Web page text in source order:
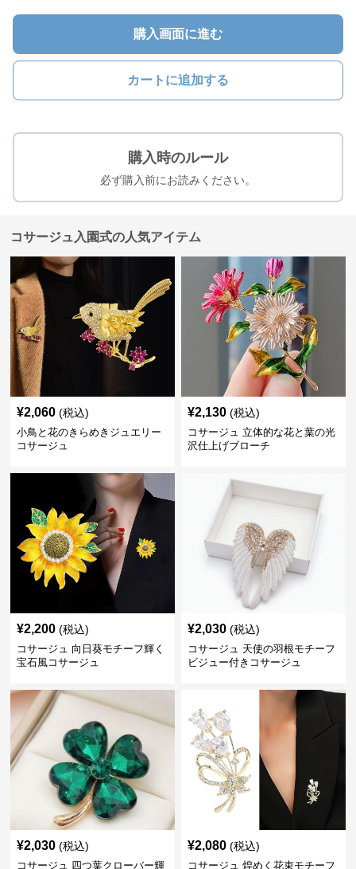
購入画面に進む
カートに追加する
購入時のルール
必ず購入前にお読みください。
コサージュ入園式の人気アイテム
¥2,060 (税込)
小鳥と花のきらめきジュエリー
コサージュ
¥2,130 (税込)
コサージュ 立体的な花と葉の光
沢仕上げブローチ
¥2,200 (税込)
コサージュ 向日葵モチーフ輝く
宝石風コサージュ
¥2,030 (税込)
コサージュ 天使の羽根モチーフ
ビジュー付きコサージュ
¥2,030 (税込)
コサージュ 四つ葉クローバー輝
¥2,080 (税込)
コサージュ 煌めく花束モチーフ